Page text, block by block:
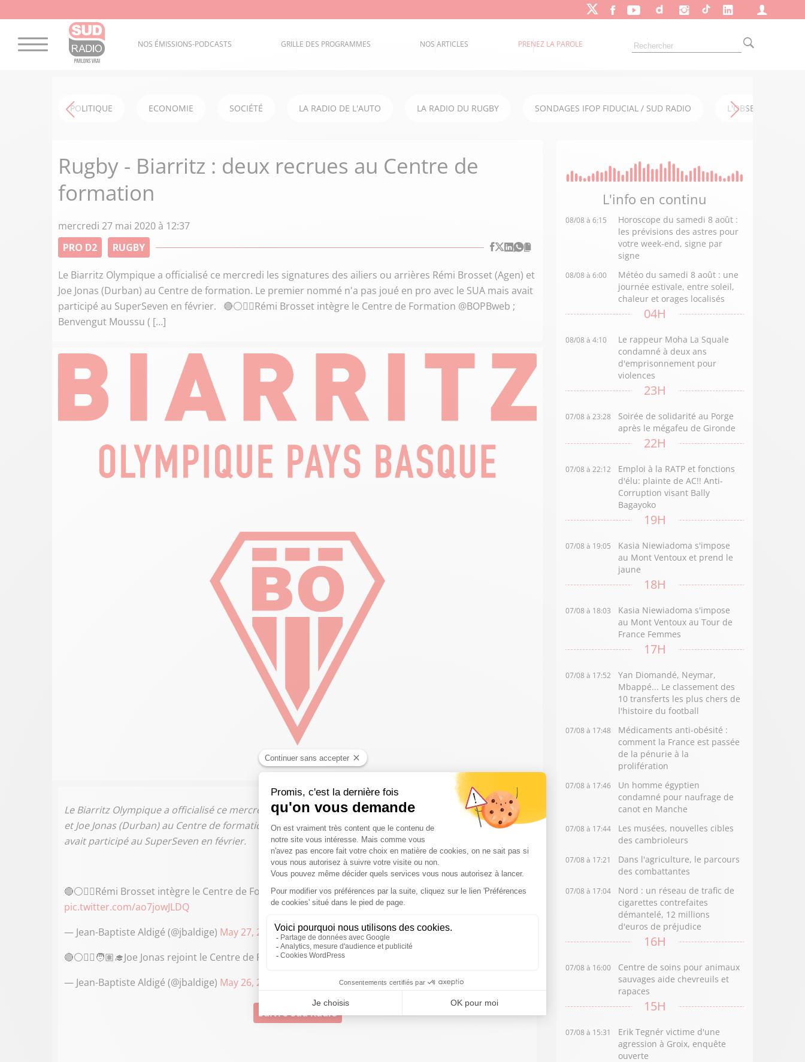
NOS ÉMISSIONS-PODCASTS GRILLE DES PROGRAMMES NOS ARTICLES PRENEZ LA PAROLE
POLITIQUE ECONOMIE SOCIÉTÉ LA RADIO DE L'AUTO LA RADIO DU RUGBY SONDAGES IFOP FIDUCIAL / SUD RADIO L'OBSERVATOIRE
Rugby - Biarritz : deux recrues au Centre de
formation
mercredi 27 mai 2020 à 12:37
PRO D2
RUGBY
Le Biarritz Olympique a officialisé ce mercredi les signatures des ailiers ou arrières Rémi Brosset (Agen) et
Joe Jonas (Durban) au Centre de formation. Le premier nommé n'a pas joué en pro avec le SUA mais avait
participé au SuperSeven en février. 🔴⚪️✍🏻Rémi Brosset intègre le Centre de Formation @BOPBweb ;
Benvengut Moussu ( […]
Le Biarritz Olympique a officialisé ce mercredi les signatures des ailiers ou arrières Rémi Brosset (Agen)
et Joe Jonas (Durban) au Centre de formation. Le premier nommé n'a pas joué en pro avec le SUA mais
avait participé au SuperSeven en février.
🔴⚪️✍🏻Rémi Brosset intègre le Centre de Formation@BOPBweb; Benvengut Moussu ( occitan )
pic.twitter.com/ao7jowJLDQ
— Jean-Baptiste Aldigé (@jbaldige) May 27, 2020
🔴⚪️✍🏻🧑🏽‍🎓Joe Jonas rejoint le Centre de Formation@BOPBweb
— Jean-Baptiste Aldigé (@jbaldige) May 26, 2020
Suivre Sud Radio
L'info en continu
08/08 à 6:15
Horoscope du samedi 8 août :
les prévisions des astres pour
votre week-end, signe par
signe
08/08 à 6:00
Météo du samedi 8 août : une
journée estivale, entre soleil,
chaleur et orages localisés
04H
08/08 à 4:10
Le rappeur Moha La Squale
condamné à deux ans
d'emprisonnement pour
violences
23H
07/08 à 23:28
Soirée de solidarité au Porge
après le mégafeu de Gironde
22H
07/08 à 22:12
Emploi à la RATP et fonctions
d'élu: plainte de AC!! Anti-
Corruption visant Bally
Bagayoko
19H
07/08 à 19:05
Kasia Niewiadoma s'impose
au Mont Ventoux et prend le
jaune
18H
07/08 à 18:03
Kasia Niewiadoma s'impose
au Mont Ventoux au Tour de
France Femmes
17H
07/08 à 17:52
Yan Diomandé, Neymar,
Mbappé... Le classement des
10 transferts les plus chers de
l'histoire du football
07/08 à 17:48
Médicaments anti-obésité :
comment la France est passée
de la pénurie à la
prolifération
07/08 à 17:46
Un homme égyptien
condamné pour naufrage de
canot en Manche
07/08 à 17:44
Les musées, nouvelles cibles
des cambrioleurs
07/08 à 17:21
Dans l'agriculture, le parcours
des combattantes
07/08 à 17:04
Nord : un réseau de trafic de
cigarettes contrefaites
démantelé, 12 millions
d'euros de préjudice
16H
07/08 à 16:00
Centre de soins pour animaux
sauvages aide chevreuils et
rapaces
15H
07/08 à 15:31
Erik Tegnér victime d'une
agression à Groix, enquête
ouverte